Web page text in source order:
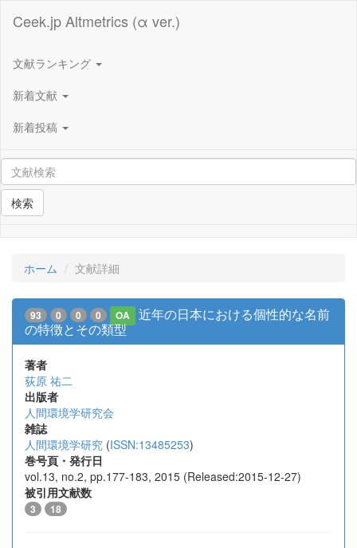
Ceek.jp Altmetrics (α ver.)
文献ランキング
新着文献
新着投稿
検索
ホーム 文献詳細
93 0 0 0 OA
近年の日本における個性的な名前
の特徴とその類型
著者
荻原 祐二
出版者
人間環境学研究会
雑誌
人間環境学研究 (ISSN:13485253)
巻号頁・発行日
vol.13, no.2, pp.177-183, 2015 (Released:2015-12-27)
被引用文献数
3 18